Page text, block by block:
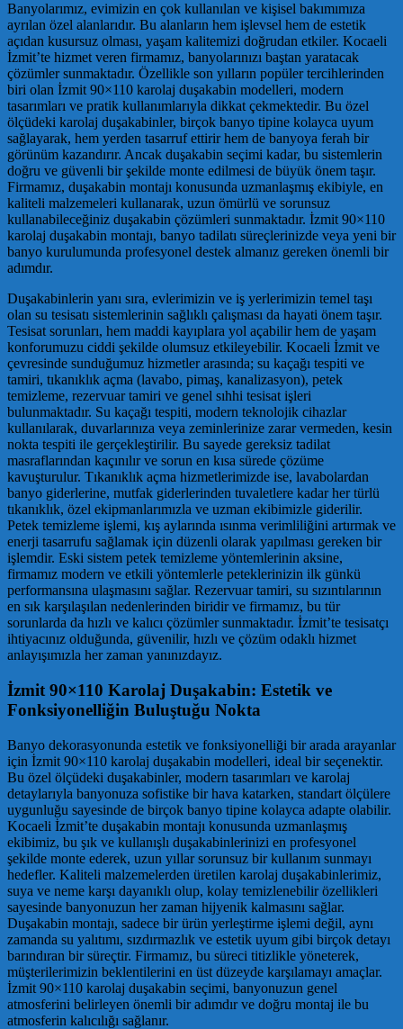
Banyolarımız, evimizin en çok kullanılan ve kişisel bakımımıza
ayrılan özel alanlarıdır. Bu alanların hem işlevsel hem de estetik
açıdan kusursuz olması, yaşam kalitemizi doğrudan etkiler. Kocaeli
İzmit’te hizmet veren firmamız, banyolarınızı baştan yaratacak
çözümler sunmaktadır. Özellikle son yılların popüler tercihlerinden
biri olan İzmit 90×110 karolaj duşakabin modelleri, modern
tasarımları ve pratik kullanımlarıyla dikkat çekmektedir. Bu özel
ölçüdeki karolaj duşakabinler, birçok banyo tipine kolayca uyum
sağlayarak, hem yerden tasarruf ettirir hem de banyoya ferah bir
görünüm kazandırır. Ancak duşakabin seçimi kadar, bu sistemlerin
doğru ve güvenli bir şekilde monte edilmesi de büyük önem taşır.
Firmamız, duşakabin montajı konusunda uzmanlaşmış ekibiyle, en
kaliteli malzemeleri kullanarak, uzun ömürlü ve sorunsuz
kullanabileceğiniz duşakabin çözümleri sunmaktadır. İzmit 90×110
karolaj duşakabin montajı, banyo tadilatı süreçlerinizde veya yeni bir
banyo kurulumunda profesyonel destek almanız gereken önemli bir
adımdır.
Duşakabinlerin yanı sıra, evlerimizin ve iş yerlerimizin temel taşı
olan su tesisatı sistemlerinin sağlıklı çalışması da hayati önem taşır.
Tesisat sorunları, hem maddi kayıplara yol açabilir hem de yaşam
konforumuzu ciddi şekilde olumsuz etkileyebilir. Kocaeli İzmit ve
çevresinde sunduğumuz hizmetler arasında; su kaçağı tespiti ve
tamiri, tıkanıklık açma (lavabo, pimaş, kanalizasyon), petek
temizleme, rezervuar tamiri ve genel sıhhi tesisat işleri
bulunmaktadır. Su kaçağı tespiti, modern teknolojik cihazlar
kullanılarak, duvarlarınıza veya zeminlerinize zarar vermeden, kesin
nokta tespiti ile gerçekleştirilir. Bu sayede gereksiz tadilat
masraflarından kaçınılır ve sorun en kısa sürede çözüme
kavuşturulur. Tıkanıklık açma hizmetlerimizde ise, lavabolardan
banyo giderlerine, mutfak giderlerinden tuvaletlere kadar her türlü
tıkanıklık, özel ekipmanlarımızla ve uzman ekibimizle giderilir.
Petek temizleme işlemi, kış aylarında ısınma verimliliğini artırmak ve
enerji tasarrufu sağlamak için düzenli olarak yapılması gereken bir
işlemdir. Eski sistem petek temizleme yöntemlerinin aksine,
firmamız modern ve etkili yöntemlerle peteklerinizin ilk günkü
performansına ulaşmasını sağlar. Rezervuar tamiri, su sızıntılarının
en sık karşılaşılan nedenlerinden biridir ve firmamız, bu tür
sorunlarda da hızlı ve kalıcı çözümler sunmaktadır. İzmit’te tesisatçı
ihtiyacınız olduğunda, güvenilir, hızlı ve çözüm odaklı hizmet
anlayışımızla her zaman yanınızdayız.
İzmit 90×110 Karolaj Duşakabin: Estetik ve
Fonksiyonelliğin Buluştuğu Nokta
Banyo dekorasyonunda estetik ve fonksiyonelliği bir arada arayanlar
için İzmit 90×110 karolaj duşakabin modelleri, ideal bir seçenektir.
Bu özel ölçüdeki duşakabinler, modern tasarımları ve karolaj
detaylarıyla banyonuza sofistike bir hava katarken, standart ölçülere
uygunluğu sayesinde de birçok banyo tipine kolayca adapte olabilir.
Kocaeli İzmit’te duşakabin montajı konusunda uzmanlaşmış
ekibimiz, bu şık ve kullanışlı duşakabinlerinizi en profesyonel
şekilde monte ederek, uzun yıllar sorunsuz bir kullanım sunmayı
hedefler. Kaliteli malzemelerden üretilen karolaj duşakabinlerimiz,
suya ve neme karşı dayanıklı olup, kolay temizlenebilir özellikleri
sayesinde banyonuzun her zaman hijyenik kalmasını sağlar.
Duşakabin montajı, sadece bir ürün yerleştirme işlemi değil, aynı
zamanda su yalıtımı, sızdırmazlık ve estetik uyum gibi birçok detayı
barındıran bir süreçtir. Firmamız, bu süreci titizlikle yöneterek,
müşterilerimizin beklentilerini en üst düzeyde karşılamayı amaçlar.
İzmit 90×110 karolaj duşakabin seçimi, banyonuzun genel
atmosferini belirleyen önemli bir adımdır ve doğru montaj ile bu
atmosferin kalıcılığı sağlanır.